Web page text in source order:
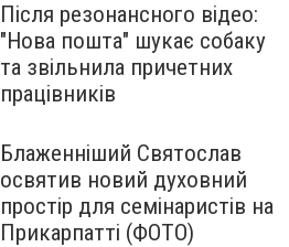
Після резонансного відео:
"Нова пошта" шукає собаку
та звільнила причетних
працівників
Блаженніший Святослав
освятив новий духовний
простір для семінаристів на
Прикарпатті (ФОТО)